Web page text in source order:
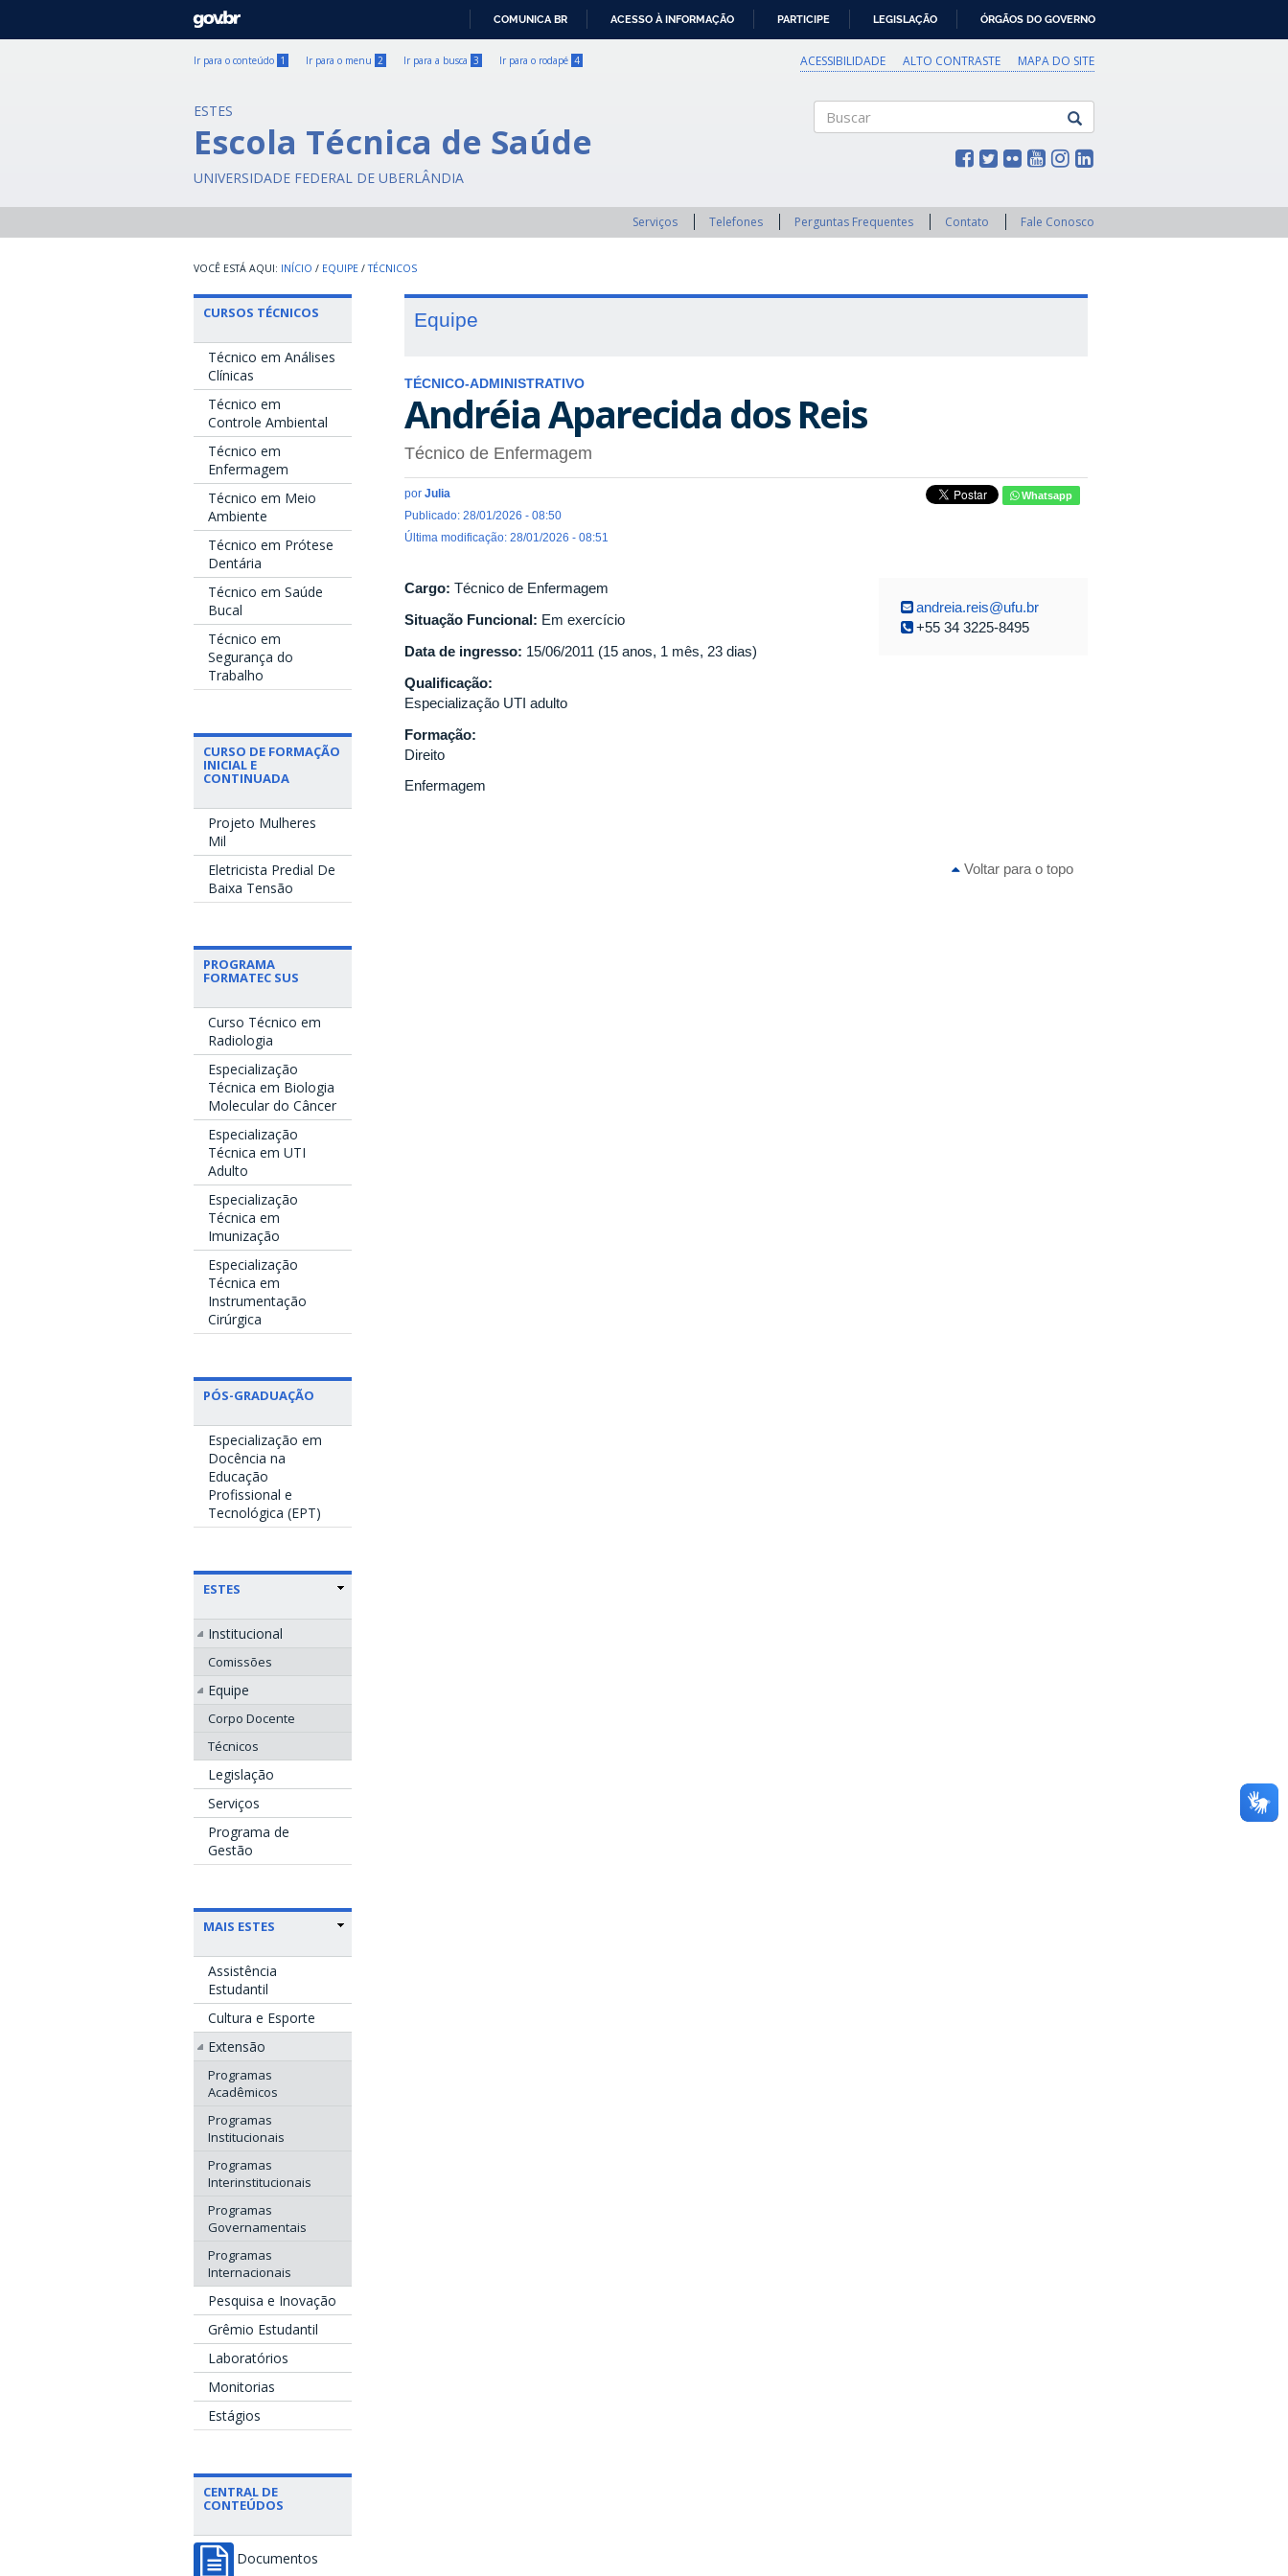
GOVBR
COMUNICA BR ACESSO À INFORMAÇÃO PARTICIPE LEGISLAÇÃO ÓRGÃOS DO GOVERNO
Ir para o conteúdo 1 Ir para o menu 2 Ir para a busca 3 Ir para o rodapé 4 ACESSIBILIDADE ALTO CONTRASTE MAPA DO SITE
ESTES
Escola Técnica de Saúde
UNIVERSIDADE FEDERAL DE UBERLÂNDIA
Serviços Telefones Perguntas Frequentes Contato Fale Conosco
INÍCIO / EQUIPE / TÉCNICOS
CURSOS TÉCNICOS
Técnico em Análises
Clínicas
Técnico em
Controle Ambiental
Técnico em
Enfermagem
Técnico em Meio
Ambiente
Técnico em Prótese
Dentária
Técnico em Saúde
Bucal
Técnico em
Segurança do
Trabalho
CURSO DE FORMAÇÃO
INICIAL E
CONTINUADA
Projeto Mulheres
Mil
Eletricista Predial De
Baixa Tensão
PROGRAMA
FORMATEC SUS
Curso Técnico em
Radiologia
Especialização
Técnica em Biologia
Molecular do Câncer
Especialização
Técnica em UTI
Adulto
Especialização
Técnica em
Imunização
Especialização
Técnica em
Instrumentação
Cirúrgica
PÓS-GRADUAÇÃO
Especialização em
Docência na
Educação
Profissional e
Tecnológica (EPT)
ESTES
Institucional
Comissões
Equipe
Corpo Docente
Técnicos
Legislação
Serviços
Programa de
Gestão
MAIS ESTES
Assistência
Estudantil
Cultura e Esporte
Extensão
Programas
Acadêmicos
Programas
Institucionais
Programas
Interinstitucionais
Programas
Governamentais
Programas
Internacionais
Pesquisa e Inovação
Grêmio Estudantil
Laboratórios
Monitorias
Estágios
CENTRAL DE
CONTEÚDOS
Documentos
Equipe
TÉCNICO-ADMINISTRATIVO
Andréia Aparecida dos Reis
Técnico de Enfermagem
por Julia
Publicado: 28/01/2026 - 08:50
Última modificação: 28/01/2026 - 08:51
Whatsapp
Cargo: Técnico de Enfermagem
Situação Funcional: Em exercício
Data de ingresso: 15/06/2011 (15 anos, 1 mês, 23 dias)
Qualificação:
Especialização UTI adulto
Formação:
Direito
Enfermagem
andreia.reis@ufu.br
+55 34 3225-8495
Voltar para o topo